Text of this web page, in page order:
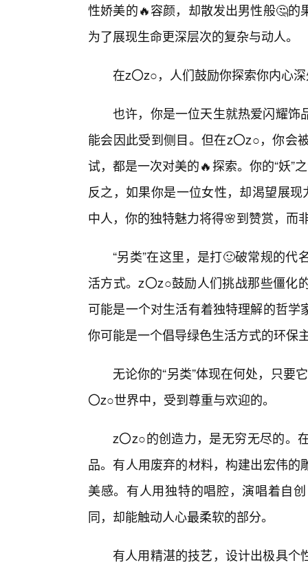
性娇美的🔥容颜，却散发出男性般🤔
为了展现生命更深层次的复杂与动人。
在z〇z○，人们鼓励你探索你内心
也许，你是一位天生就热爱闪耀饰
能会因此受到侧目。但在z〇z○，你会
试，都是一次对美的🔥探索。你的“妖”
反之，如果你是一位女性，却渴望展
中人，你的独特魅力将得🌸到赞赏，而
“另类”在这里，是打🙂破常规的
活方式。z〇z○鼓励人们挑战那些僵化
可能是一个对生活有着独特理解的哲
你可能是一个倡导绿色生活方式的环保
无论你的“另类”体现在何处，只要
〇z○世界中，受到尊重与欢迎的。
z〇z○的创造力，是无穷无尽的。
品。有人用废弃的材料，构建出宏伟
美感。有人用独特的唱腔，演唱着自
同，却能触动人心最柔软的部分。
有人用精湛的技艺，设计出极具